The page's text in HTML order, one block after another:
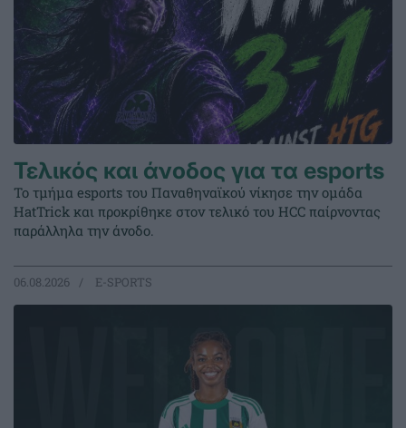
Τελικός και άνοδος για τα esports
Το τμήμα esports του Παναθηναϊκού νίκησε την ομάδα
HatTrick και προκρίθηκε στον τελικό του HCC παίρνοντας
παράλληλα την άνοδο.
06.08.2026 E-SPORTS